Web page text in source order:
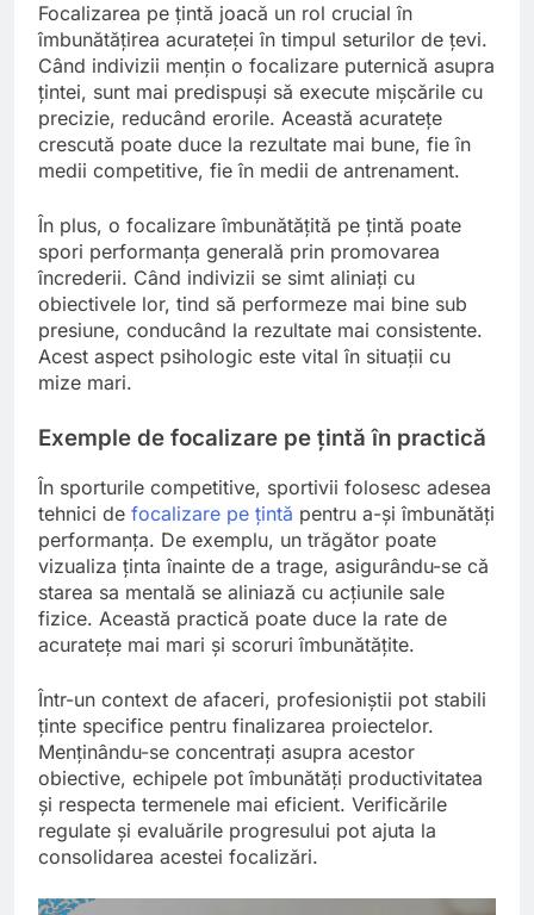
Focalizarea pe țintă joacă un rol crucial în
îmbunătățirea acurateței în timpul seturilor de țevi.
Când indivizii mențin o focalizare puternică asupra
țintei, sunt mai predispuși să execute mișcările cu
precizie, reducând erorile. Această acuratețe
crescută poate duce la rezultate mai bune, fie în
medii competitive, fie în medii de antrenament.
În plus, o focalizare îmbunătățită pe țintă poate
spori performanța generală prin promovarea
încrederii. Când indivizii se simt aliniați cu
obiectivele lor, tind să performeze mai bine sub
presiune, conducând la rezultate mai consistente.
Acest aspect psihologic este vital în situații cu
mize mari.
Exemple de focalizare pe țintă în practică
În sporturile competitive, sportivii folosesc adesea
tehnici de focalizare pe țintă pentru a-și îmbunătăți
performanța. De exemplu, un trăgător poate
vizualiza ținta înainte de a trage, asigurându-se că
starea sa mentală se aliniază cu acțiunile sale
fizice. Această practică poate duce la rate de
acuratețe mai mari și scoruri îmbunătățite.
Într-un context de afaceri, profesioniștii pot stabili
ținte specifice pentru finalizarea proiectelor.
Menținându-se concentrați asupra acestor
obiective, echipele pot îmbunătăți productivitatea
și respecta termenele mai eficient. Verificările
regulate și evaluările progresului pot ajuta la
consolidarea acestei focalizări.